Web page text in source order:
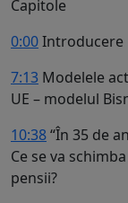
Capitole
0:00Introducere
7:13 Modelele
UE – modelul
10:38“În 35 de
Ce se va
pensii?